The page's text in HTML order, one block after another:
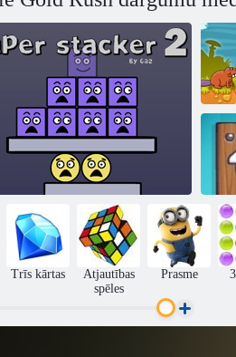
Trīs kārtas
Atjautības
spēles
Prasme